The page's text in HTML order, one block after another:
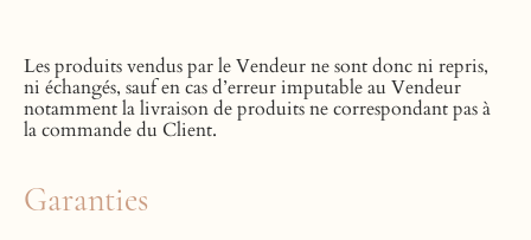
Les produits vendus par le Vendeur ne sont donc ni repris,
ni échangés, sauf en cas d’erreur imputable au Vendeur
notamment la livraison de produits ne correspondant pas à
la commande du Client.
Garanties